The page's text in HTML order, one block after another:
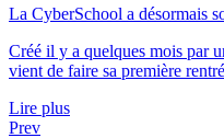
La CyberSchool a désormais
Créé il y a quelques mois par
vient de faire sa première
Lire plus
Prev